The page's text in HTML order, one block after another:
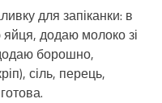
для запіканки: в
додаю молоко зі
борошно,
сіль, перець,